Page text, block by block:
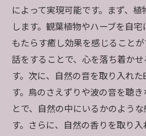
によって実現可能です。まず、
します。観葉植物やハーブを自
もたらす癒し効果を感じること
話をすることで、心を落ち着か
す。次に、自然の音を取り入れ
す。鳥のさえずりや波の音を聴
とで、自然の中にいるかのよう
す。さらに、自然の香りを取り